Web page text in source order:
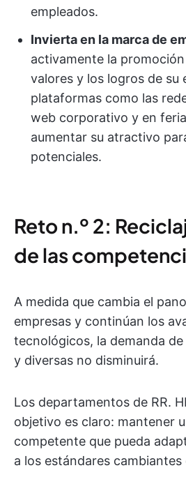
empleados.
Invierta en la marca de
activamente la
valores y los logros de su
plataformas como las
web corporativo y en
aumentar su atractivo
potenciales.
Reto n.º 2:
de las
A medida que cambia el
empresas y continúan los
tecnológicos, la demanda
y diversas no disminuirá.
Los departamentos de RR.
objetivo es claro: mantener
competente que pueda
a los estándares cambiantes